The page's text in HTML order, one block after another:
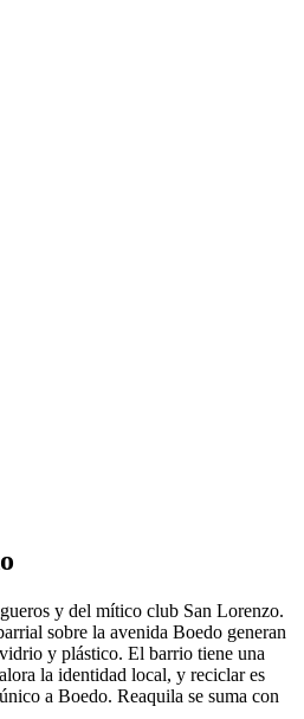
y del mítico club San Lorenzo.
sobre la avenida Boedo generan
y plástico. El barrio tiene una
la identidad local, y reciclar es
a Boedo. Reaquila se suma con